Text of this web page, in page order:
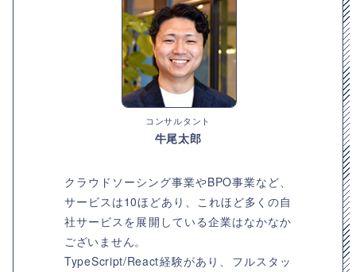
コンサルタント
牛尾太郎
クラウドソーシング事業やBPO事業など、
サービスは10ほどあり、これほど多くの自
社サービスを展開している企業はなかなか
ございません。
TypeScript/React経験があり、フルスタッ